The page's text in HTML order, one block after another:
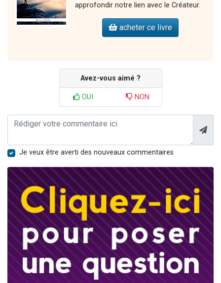
approfondir notre lien avec le Créateur.
acheter ce livre
Avez-vous aimé ?
OUI NON
Je veux être averti des nouveaux commentaires